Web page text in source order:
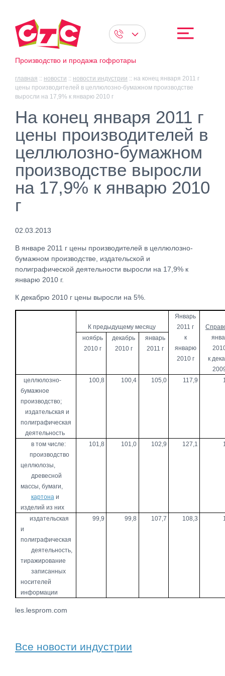
Производство и продажа гофротары
главная :: новости :: новости индустрии :: на конец января 2011 г
цены производителей в целлюлозно-бумажном производстве
выросли на 17,9% к январю 2010 г
На конец января 2011 г
цены производителей в
целлюлозно-бумажном
производстве выросли
на 17,9% к январю 2010
г
02.03.2013
В январе 2011 г цены производителей в целлюлозно-
бумажном производстве, издательской и
полиграфической деятельности выросли на 17,9% к
январю 2010 г.
К декабрю 2010 г цены выросли на 5%.
К предыдущему месяцу
Январь
2011 г
ноябрь
2010 г
декабрь
2010 г
январь
2011 г
к
январю
2010 г
к
целлюлозно-
бумажное
производство;
издательская и
полиграфическая
деятельность
100,8 100,4 105,0 117,9
в том числе:
производство
целлюлозы,
древесной
массы, бумаги,
картонаи
изделий из них
101,8 101,0 102,9 127,1
издательская
и
полиграфическая
деятельность,
тиражирование
записанных
носителей
информации
99,9 99,8 107,7 108,3
les.lesprom.com
Все новости индустрии